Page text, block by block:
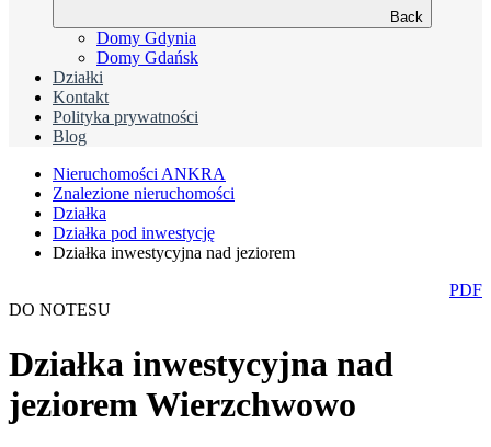
Back
Domy Gdynia
Domy Gdańsk
Działki
Kontakt
Polityka prywatności
Blog
Nieruchomości ANKRA
Znalezione nieruchomości
Działka
Działka pod inwestycję
Działka inwestycyjna nad jeziorem
PDF
DO NOTESU
Działka inwestycyjna nad
jeziorem Wierzchwowo